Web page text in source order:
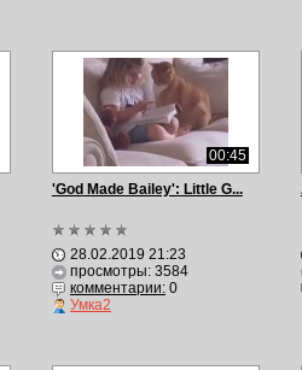
00:45
'God Made Bailey': Little G...
28.02.2019 21:23
просмотры: 3584
комментарии:0
Умка2